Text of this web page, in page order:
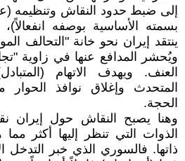
إلى ضبط حدود النقاش وتنظيمه
بسمته الأساسية بوصفه
ينتقد إيران نحو خانة "التحالف
ويُحشر المدافع عنها في زاوية
العنف. ويهدف الاتهام
المتحدث وإغلاق نوافذ الحوار
الحجة.
وهنا يصبح النقاش حول إيران
الذوات التي تنظر إليها أكثر
ذاتها. فالسوري الذي خبر التدخل